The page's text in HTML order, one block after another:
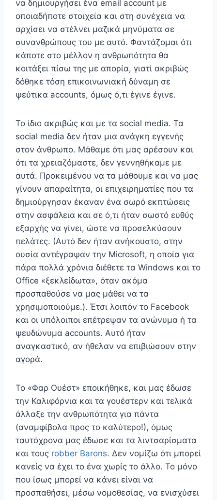
να δημιουργήσει ένα email account με
οποιαδήποτε στοιχεία και στη συνέχεια να
αρχίσει να στέλνει μαζικά μηνύματα σε
συνανθρώπους του με αυτό. Φαντάζομαι ότι
κάποτε στο μέλλον η ανθρωπότητα θα
κοιτάξει πίσω της με απορία, γιατί ακριβώς
δόθηκε τόση επικοινωνιακή δύναμη σε
ψεύτικα accounts, όμως ό,τι έγινε έγινε.
Το ίδιο ακριβώς και με τα social media. Τα
social media δεν ήταν μια ανάγκη εγγενής
στον άνθρωπο. Μάθαμε ότι μας αρέσουν και
ότι τα χρειαζόμαστε, δεν γεννηθήκαμε με
αυτά. Προκειμένου να τα μάθουμε και να μας
γίνουν απαραίτητα, οι επιχειρηματίες που τα
δημιούργησαν έκαναν ένα σωρό εκπτώσεις
στην ασφάλεια και σε ό,τι ήταν σωστό ευθύς
εξαρχής να γίνει, ώστε να προσελκύσουν
πελάτες. (Αυτό δεν ήταν ανήκουστο, στην
ουσία αντέγραψαν την Microsoft, η οποία για
πάρα πολλά χρόνια διέθετε τα Windows και το
Office «ξεκλείδωτα», όταν ακόμα
προσπαθούσε να μας μάθει να τα
χρησιμοποιούμε.). Έτσι λοιπόν το Facebook
και οι υπόλοιποι επέτρεψαν τα ανώνυμα ή τα
ψευδώνυμα accounts. Αυτό ήταν
αναγκαστικό, αν ήθελαν να επιβιώσουν στην
αγορά.
Το «Φαρ Ουέστ» εποικήθηκε, και μας έδωσε
την Καλιφόρνια και τα γουέστερν και τελικά
άλλαξε την ανθρωπότητα για πάντα
(αναμφίβολα προς το καλύτερο!), όμως
ταυτόχρονα μας έδωσε και τα λιντσαρίσματα
και τους robber Barons. Δεν νομίζω ότι μπορεί
κανείς να έχει το ένα χωρίς το άλλο. Το μόνο
που ίσως μπορεί να κάνει είναι να
προσπαθήσει, μέσω νομοθεσίας, να ενισχύσει